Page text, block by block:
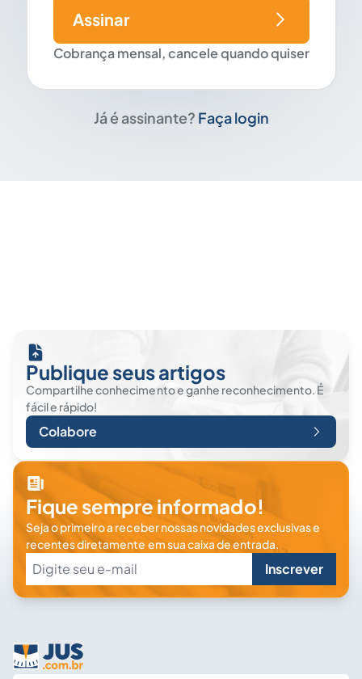
Cobrança mensal, cancele quando quiser
Assinar
Já é assinante? Faça login
Publique seus artigos
Compartilhe conhecimento e ganhe reconhecimento. É
fácil e rápido!
Colabore
Fique sempre informado!
Seja o primeiro a receber nossas novidades exclusivas e
recentes diretamente em sua caixa de entrada.
Inscrever